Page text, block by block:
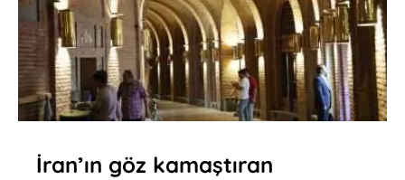
İran’ın göz kamaştıran